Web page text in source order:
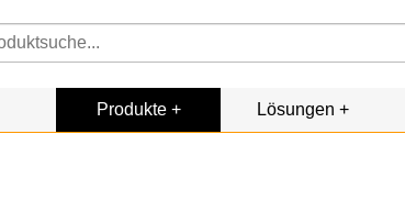
Produkte Lösungen